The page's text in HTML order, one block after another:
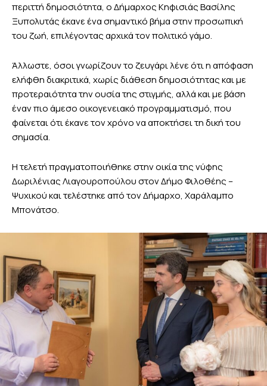
περιττή δημοσιότητα, ο Δήμαρχος Κηφισιάς Βασίλης
Ξυπολυτάς έκανε ένα σημαντικό βήμα στην προσωπική
του ζωή, επιλέγοντας αρχικά τον πολιτικό γάμο.
Άλλωστε, όσοι γνωρίζουν το ζευγάρι λένε ότι η απόφαση
ελήφθη διακριτικά, χωρίς διάθεση δημοσιότητας και με
προτεραιότητα την ουσία της στιγμής, αλλά και με βάση
έναν πιο άμεσο οικογενειακό προγραμματισμό, που
φαίνεται ότι έκανε τον χρόνο να αποκτήσει τη δική του
σημασία.
Η τελετή πραγματοποιήθηκε στην οικία της νύφης
Δωριλένιας Λιαγουροπούλου στον Δήμο Φιλοθέης –
Ψυχικού και τελέστηκε από τον Δήμαρχο, Χαράλαμπο
Μπονάτσο.